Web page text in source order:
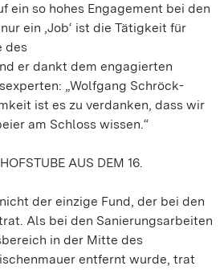
ein so hohes Engagement bei den
ein ‚Job‘ ist die Tätigkeit für
des
er dankt dem engagierten
„Wolfgang Schröck-
ist es zu verdanken, dass wir
am Schloss wissen.“
AUS DEM 16.
der einzige Fund, der bei den
Als bei den Sanierungsarbeiten
in der Mitte des
entfernt wurde, trat